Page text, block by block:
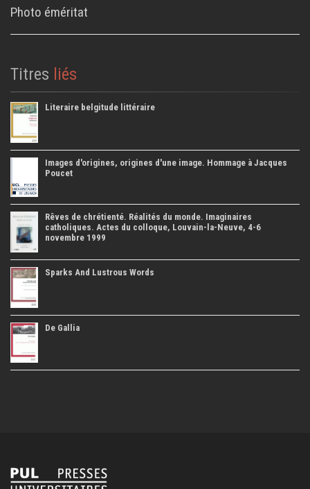
Photo éméritat
Titres liés
Literaire belgitude littéraire
Images d'origines, origines d'une image. Hommage à Jacques
Poucet
Rêves de chrétienté. Réalités du monde. Imaginaires
catholiques. Actes du colloque, Louvain-la-Neuve, 4-6
novembre 1999
Sparks And Lustrous Words
De Gallia